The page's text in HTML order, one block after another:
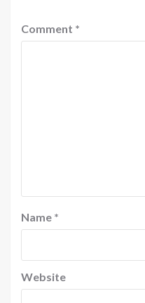
Comment *
Name *
Website